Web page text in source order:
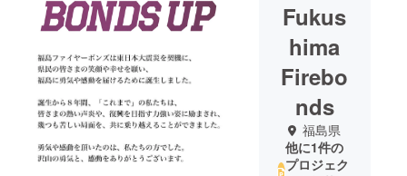
Fukus
hima
Firebo
nds
福島県
他に1件の
プロジェク